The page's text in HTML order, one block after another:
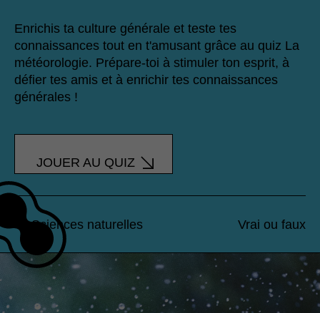
Enrichis ta culture générale et teste tes
connaissances tout en t'amusant grâce au quiz La
météorologie. Prépare-toi à stimuler ton esprit, à
défier tes amis et à enrichir tes connaissances
générales !
JOUER AU QUIZ
Sciences naturelles Vrai ou faux